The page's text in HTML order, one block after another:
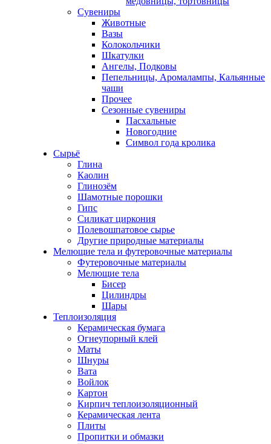
Сувениры
Животные
Вазы
Колокольчики
Шкатулки
Ангелы, Подковы
Пепельницы, Аромалампы, Кальянные
чаши
Прочее
Сезонные сувениры
Пасхальные
Новогодние
Символ года кролика
Сырьё
Глина
Каолин
Глинозём
Шамотные порошки
Гипс
Силикат циркония
Полевошпатовое сырье
Другие природные материалы
Мелющие тела и футеровочные материалы
Футеровочные материалы
Мелющие тела
Бисер
Цилиндры
Шары
Теплоизоляция
Керамическая бумага
Огнеупорный клей
Маты
Шнуры
Вата
Войлок
Картон
Кирпич теплоизоляционный
Керамическая лента
Плиты
Пропитки и обмазки